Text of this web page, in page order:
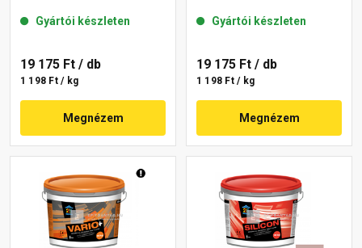
Gyártói készleten
19 175 Ft / db
1 198 Ft / kg
Megnézem
Gyártói készleten
19 175 Ft / db
1 198 Ft / kg
Megnézem